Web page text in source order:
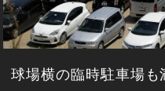
球場横の臨時駐車場も